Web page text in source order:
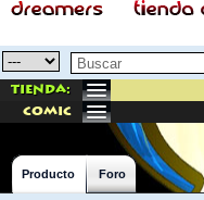
Tienda:
comic
Producto Foro